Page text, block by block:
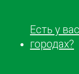
Есть у
городах?